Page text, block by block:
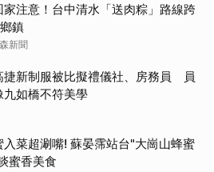
家注意！台中清水「送肉粽」路線跨
鎮
新聞
捷新制服被比擬禮儀社、房務員 員
九如橋不符美學
入菜超涮嘴! 蘇晏霈站台"大崗山蜂蜜
蜜香美食